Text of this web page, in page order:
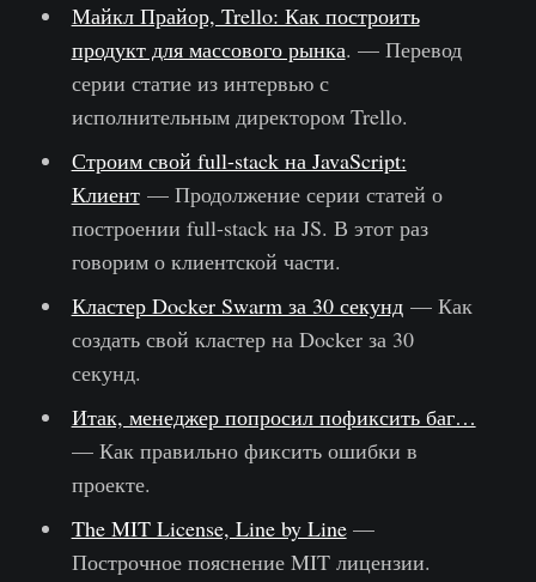
Майкл Прайор, Trello: Как построить
продукт для массового рынка. — Перевод
серии статие из интервью с
исполнительным директором Trello.
Строим свой full-stack на JavaScript:
Клиент— Продолжение серии статей о
построении full-stack на JS. В этот раз
говорим о клиентской части.
Кластер Docker Swarm за 30 секунд— Как
создать свой кластер на Docker за 30
секунд.
Итак, менеджер попросил пофиксить баг…
— Как правильно фиксить ошибки в
проекте.
The MIT License, Line by Line—
Построчное пояснение MIT лицензии.